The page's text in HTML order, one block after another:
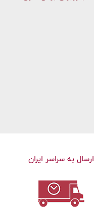
ارسال به سراسر ایران